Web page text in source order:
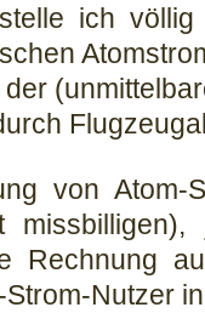
ich
von Atom-
Rechnung
Nutzer